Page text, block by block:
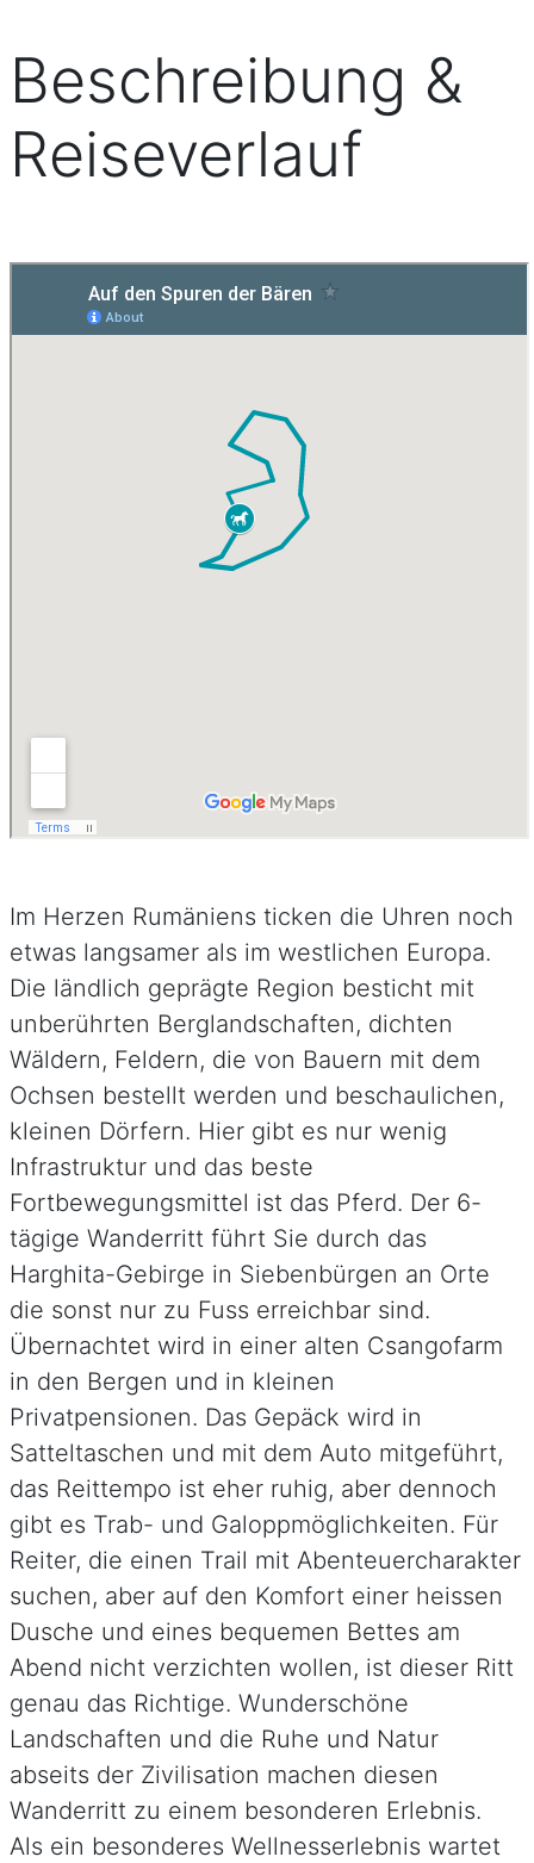
Beschreibung &
Reiseverlauf
Im Herzen Rumäniens ticken die Uhren noch
etwas langsamer als im westlichen Europa.
Die ländlich geprägte Region besticht mit
unberührten Berglandschaften, dichten
Wäldern, Feldern, die von Bauern mit dem
Ochsen bestellt werden und beschaulichen,
kleinen Dörfern. Hier gibt es nur wenig
Infrastruktur und das beste
Fortbewegungsmittel ist das Pferd. Der 6-
tägige Wanderritt führt Sie durch das
Harghita-Gebirge in Siebenbürgen an Orte
die sonst nur zu Fuss erreichbar sind.
Übernachtet wird in einer alten Csangofarm
in den Bergen und in kleinen
Privatpensionen. Das Gepäck wird in
Satteltaschen und mit dem Auto mitgeführt,
das Reittempo ist eher ruhig, aber dennoch
gibt es Trab- und Galoppmöglichkeiten. Für
Reiter, die einen Trail mit Abenteuercharakter
suchen, aber auf den Komfort einer heissen
Dusche und eines bequemen Bettes am
Abend nicht verzichten wollen, ist dieser Ritt
genau das Richtige. Wunderschöne
Landschaften und die Ruhe und Natur
abseits der Zivilisation machen diesen
Wanderritt zu einem besonderen Erlebnis.
Als ein besonderes Wellnesserlebnis wartet